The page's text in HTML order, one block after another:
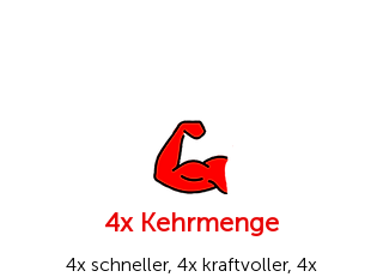
4x Kehrmenge
4x schneller, 4x kraftvoller, 4x